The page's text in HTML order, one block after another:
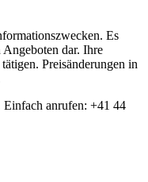
Es
dar. Ihre
Preisänderungen in
Einfach anrufen: +41 44